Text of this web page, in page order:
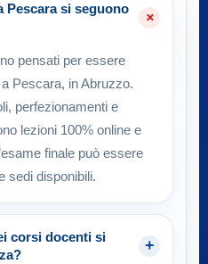
Pescara si seguono
pensati per essere
Pescara, in Abruzzo.
perfezionamenti e
lezioni 100% online e
finale può essere
sedi disponibili.
corsi docenti si